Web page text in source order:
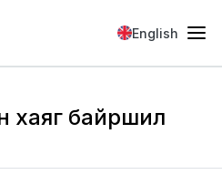
English
байршил